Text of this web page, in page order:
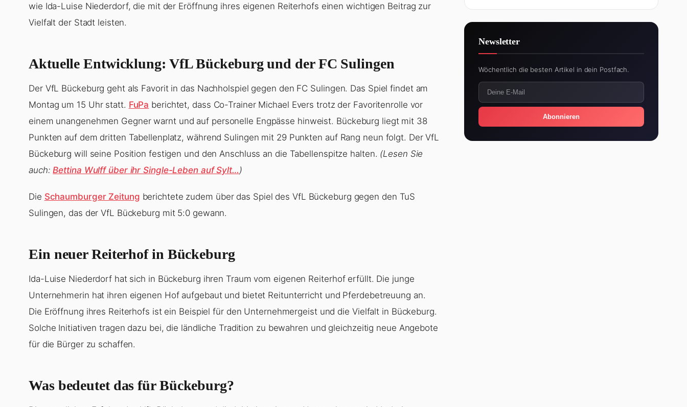
wie Ida-Luise Niederdorf, die mit der Eröffnung ihres eigenen Reiterhofs einen wichtigen Beitrag zur
Vielfalt der Stadt leisten.
Aktuelle Entwicklung: VfL Bückeburg und der FC Sulingen
Der VfL Bückeburg geht als Favorit in das Nachholspiel gegen den FC Sulingen. Das Spiel findet am
Montag um 15 Uhr statt. FuPa berichtet, dass Co-Trainer Michael Evers trotz der Favoritenrolle vor
einem unangenehmen Gegner warnt und auf personelle Engpässe hinweist. Bückeburg liegt mit 38
Punkten auf dem dritten Tabellenplatz, während Sulingen mit 29 Punkten auf Rang neun folgt. Der VfL
Bückeburg will seine Position festigen und den Anschluss an die Tabellenspitze halten. (Lesen Sie
auch:Bettina Wulff über ihr Single-Leben auf Sylt… )
Die Schaumburger Zeitung berichtete zudem über das Spiel des VfL Bückeburg gegen den TuS
Sulingen, das der VfL Bückeburg mit 5:0 gewann.
Ein neuer Reiterhof in Bückeburg
Ida-Luise Niederdorf hat sich in Bückeburg ihren Traum vom eigenen Reiterhof erfüllt. Die junge
Unternehmerin hat ihren eigenen Hof aufgebaut und bietet Reitunterricht und Pferdebetreuung an.
Die Eröffnung ihres Reiterhofs ist ein Beispiel für den Unternehmergeist und die Vielfalt in Bückeburg.
Solche Initiativen tragen dazu bei, die ländliche Tradition zu bewahren und gleichzeitig neue Angebote
für die Bürger zu schaffen.
Was bedeutet das für Bückeburg?
Newsletter
Wöchentlich die besten Artikel in dein Postfach.
Abonnieren